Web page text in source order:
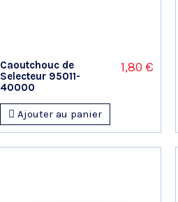
Caoutchouc de
Selecteur 95011-
40000
1,80 €
Ajouter au panier